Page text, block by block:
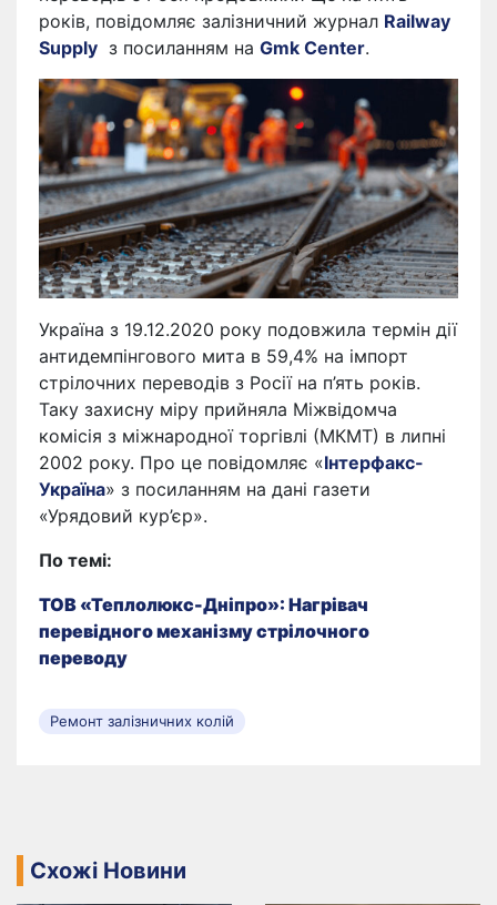
років, повідомляє залізничний журнал Railway
Supply з посиланням на Gmk Center.
Україна з 19.12.2020 року подовжила термін дії
антидемпінгового мита в 59,4% на імпорт
стрілочних переводів з Росії на п’ять років.
Таку захисну міру прийняла Міжвідомча
комісія з міжнародної торгівлі (МКМТ) в липні
2002 року. Про це повідомляє «Інтерфакс-
Україна» з посиланням на дані газети
«Урядовий кур’єр».
По темі:
ТОВ «Теплолюкс-Дніпро»: Нагрівач
перевідного механізму стрілочного
переводу
Ремонт залізничних колій
Схожі Новини